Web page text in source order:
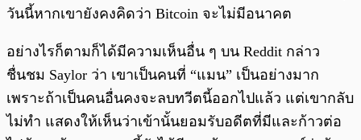
วันนี้หากเขายังคงคิดว่า Bitcoin จะไม่มีอนาคต
อย่างไรก็ตามก็ได้มีความเห็นอื่น ๆ บน Reddit กล่าว
ชื่นชม Saylor ว่า เขาเป็นคนที่ “แมน” เป็นอย่างมาก
เพราะถ้าเป็นคนอื่นคงจะลบทวีตนี้ออกไปแล้ว แต่เขากลับ
ไม่ทำ แสดงให้เห็นว่าเข้านั้นยอมรับอดีตที่มีและก้าวต่อ